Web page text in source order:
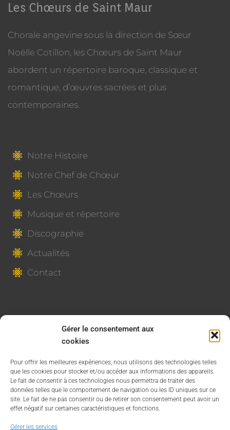
Gérer le consentement aux
cookies
Pour offrir les meilleures expériences, nous utilisons des technologies telles
que les cookies pour stocker et/ou accéder aux informations des appareils.
Le fait de consentir à ces technologies nous permettra de traiter des
données telles que le comportement de navigation ou les ID uniques sur ce
site. Le fait de ne pas consentir ou de retirer son consentement peut avoir un
effet négatif sur certaines caractéristiques et fonctions.
Gérer les services
Les Chœurs de Saint Maur
Chorale angevine sous la direction de Sœur
Noëlle Cotillon, les Chœurs de Saint Maur
abordent un répertoire baroque, classique et
romantique, d’œuvres sacrées et plus
contemporaines.
Notre Histoire
Notre Chef de Chœur
Les Chœurs
Musique et répertoire
Discographie
Actualités
Contact
Les Choeurs de Saint Maur
Page Facebook